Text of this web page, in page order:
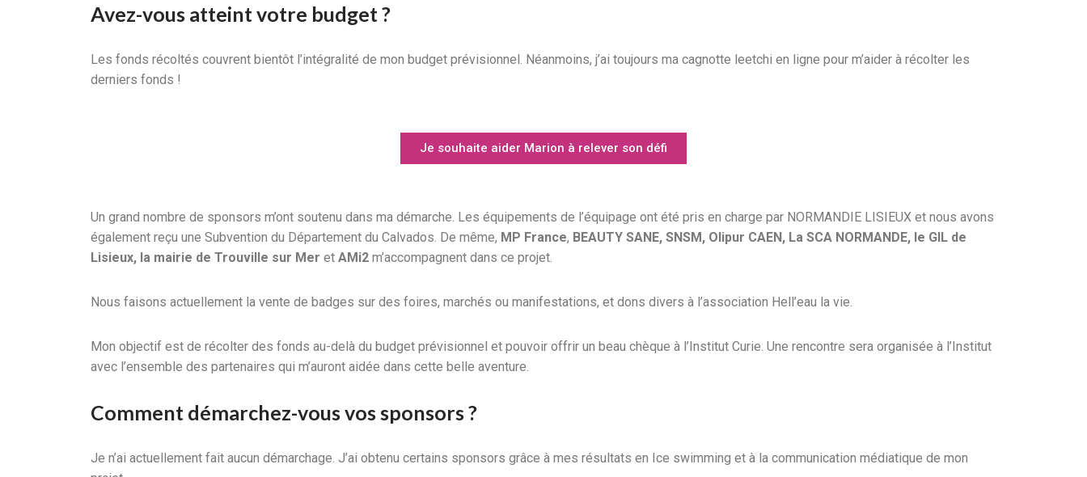
Avez-vous atteint votre budget ?
Les fonds récoltés couvrent bientôt l’intégralité de mon budget prévisionnel. Néanmoins, j’ai toujours ma cagnotte leetchi en ligne pour m’aider à récolter les
derniers fonds !
Je souhaite aider Marion à relever son défi
Un grand nombre de sponsors m’ont soutenu dans ma démarche. Les équipements de l’équipage ont été pris en charge par NORMANDIE LISIEUX et nous avons
également reçu une Subvention du Département du Calvados. De même, MP France, BEAUTY SANE, SNSM, Olipur CAEN, La SCA NORMANDE, le GIL de
Lisieux, la mairie de Trouville sur Mer et AMi2 m’accompagnent dans ce projet.
Nous faisons actuellement la vente de badges sur des foires, marchés ou manifestations, et dons divers à l’association Hell’eau la vie.
Mon objectif est de récolter des fonds au-delà du budget prévisionnel et pouvoir offrir un beau chèque à l’Institut Curie. Une rencontre sera organisée à l’Institut
avec l’ensemble des partenaires qui m’auront aidée dans cette belle aventure.
Comment démarchez-vous vos sponsors ?
Je n’ai actuellement fait aucun démarchage. J’ai obtenu certains sponsors grâce à mes résultats en Ice swimming et à la communication médiatique de mon